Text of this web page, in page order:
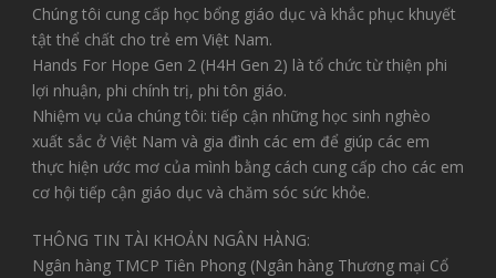
Chúng tôi cung cấp học bổng giáo dục và khắc phục khuyết
tật thể chất cho trẻ em Việt Nam.
Hands For Hope Gen 2 (H4H Gen 2) là tổ chức từ thiện phi
lợi nhuận, phi chính trị, phi tôn giáo.
Nhiệm vụ của chúng tôi: tiếp cận những học sinh nghèo
xuất sắc ở Việt Nam và gia đình các em để giúp các em
thực hiện ước mơ của mình bằng cách cung cấp cho các em
cơ hội tiếp cận giáo dục và chăm sóc sức khỏe.
THÔNG TIN TÀI KHOẢN NGÂN HÀNG:
Ngân hàng TMCP Tiên Phong (Ngân hàng Thương mại Cổ